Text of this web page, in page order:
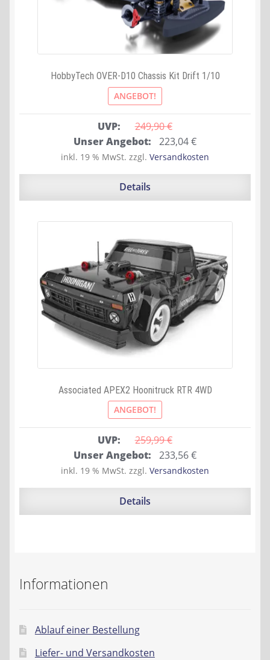
HobbyTech OVER-D10 Chassis Kit Drift 1/10
ANGEBOT!
UVP: 249,90 €
Ursprünglicher
Preis
war:
Unser Angebot: 223,04€Aktueller
Preis
ist:
inkl. 19 % MwSt. zzgl. Versandkosten
Details
Associated APEX2 Hoonitruck RTR 4WD
ANGEBOT!
UVP: 259,99 €
Ursprünglicher
Preis
war:
Unser Angebot: 233,56€Aktueller
Preis
ist:
inkl. 19 % MwSt. zzgl. Versandkosten
Details
Informationen
Ablauf einer Bestellung
Liefer- und Versandkosten